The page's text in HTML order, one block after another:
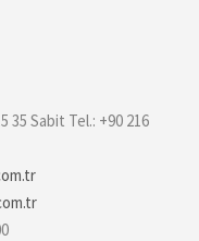
35 Sabit Tel.: +90 216